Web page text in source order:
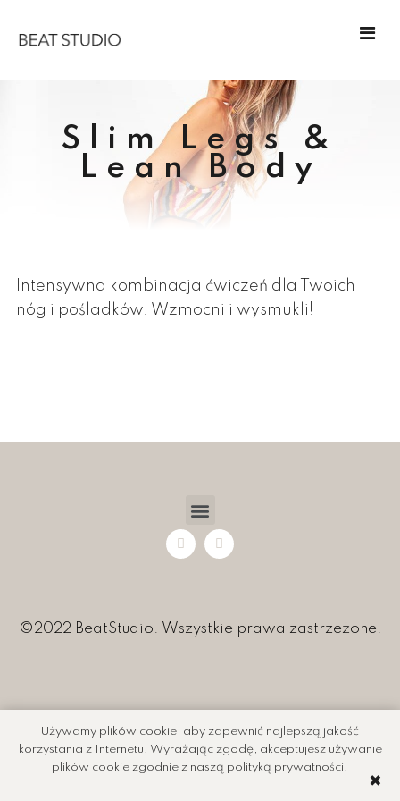
Slim Legs &
Lean Body
Intensywna kombinacja ćwiczeń dla Twoich
nóg i pośladków. Wzmocni i wysmukli!
©2022 BeatStudio. Wszystkie prawa zastrzeżone.
Używamy plików cookie, aby zapewnić najlepszą jakość
korzystania z Internetu. Wyrażając zgodę, akceptujesz używanie
plików cookie zgodnie z naszą polityką prywatności.
✖️